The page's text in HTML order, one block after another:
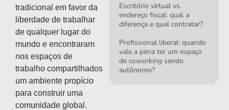
tradicional em favor da
liberdade de trabalhar
de qualquer lugar do
mundo e encontraram
nos espaços de
trabalho compartilhados
um ambiente propício
para construir uma
comunidade global.
Escritório virtual vs.
endereço fiscal: qual a
diferença e qual contratar?
Profissional liberal: quando
vale a pena ter um espaço
de coworking sendo
autônomo?